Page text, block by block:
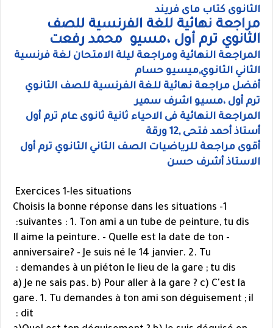
الثانوى كتاب ماى فريند
مراجعة نهائية للغة الفرنسية للصف
الثانوي ترم أول ،مسيو محمد رفعت
المراجعة النهائية ومراجعة ليلة الامتحان لغة فرنسية
الثاني الثانوي,ميسيو حسام
أفضل مراجعة نهائية للغة الفرنسية للصف الثانوي
ترم أول ،مسيو اشرف سمير
المراجعة النهائية فى الاحياء ثانية ثانوى عام ترم أول
أستاذ أحمد فتحى ,12 ورقة
أقوى مراجعة للرياضيات الصف الثاني الثانوي ترم أول
الاستاذ أشرف حسن
Exercices 1-les situations
1- Choisis la bonne réponse dans les situations
suivantes : 1. Ton ami a un tube de peinture, tu dis:
- Il aime la peinture. - Quelle est la date de ton
anniversaire? - Je suis né le 14 janvier. 2. Tu
demandes à un piéton le lieu de la gare ; tu dis :
a) Je ne sais pas. b) Pour aller à la gare ? c) C'est la
gare. 1. Tu demandes à ton ami son déguisement ; il
dit :